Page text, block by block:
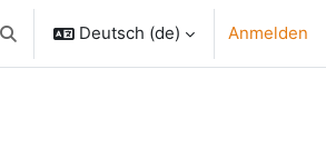
Sucheingabe umschalten
Deutsch ‎(de)‎ Anmelden